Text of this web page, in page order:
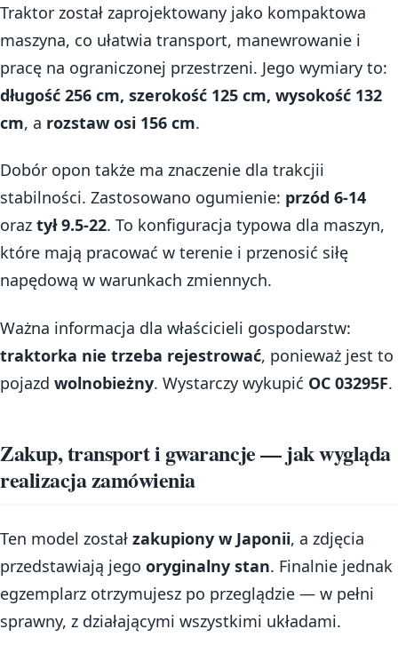
Traktor został zaprojektowany jako kompaktowa
maszyna, co ułatwia transport, manewrowanie i
pracę na ograniczonej przestrzeni. Jego wymiary to:
długość 256 cm, szerokość 125 cm, wysokość 132
cm, a rozstaw osi 156 cm.
Dobór opon także ma znaczenie dla trakcjii
stabilności. Zastosowano ogumienie: przód 6-14
oraz tył 9.5-22. To konfiguracja typowa dla maszyn,
które mają pracować w terenie i przenosić siłę
napędową w warunkach zmiennych.
Ważna informacja dla właścicieli gospodarstw:
traktorka nie trzeba rejestrować, ponieważ jest to
pojazd wolnobieżny. Wystarczy wykupić OC 03295F.
Zakup, transport i gwarancje — jak wygląda
realizacja zamówienia
Ten model został zakupiony w Japonii, a zdjęcia
przedstawiają jego oryginalny stan. Finalnie jednak
egzemplarz otrzymujesz po przeglądzie — w pełni
sprawny, z działającymi wszystkimi układami.